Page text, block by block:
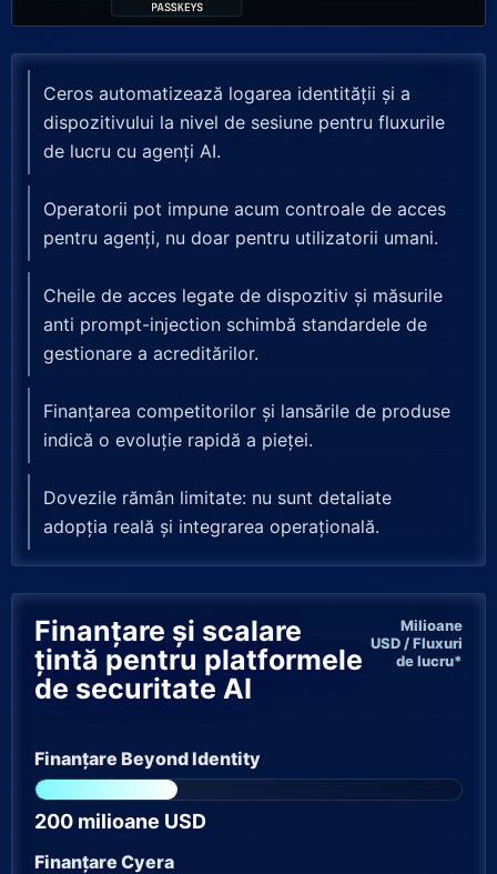
Ceros automatizează logarea identității și a
dispozitivului la nivel de sesiune pentru fluxurile
de lucru cu agenți AI.
Operatorii pot impune acum controale de acces
pentru agenți, nu doar pentru utilizatorii umani.
Cheile de acces legate de dispozitiv și măsurile
anti prompt-injection schimbă standardele de
gestionare a acreditărilor.
Finanțarea competitorilor și lansările de produse
indică o evoluție rapidă a pieței.
Dovezile rămân limitate: nu sunt detaliate
adopția reală și integrarea operațională.
Finanțare și scalare
țintă pentru platformele
de securitate AI
Milioane
USD / Fluxuri
de lucru*
Finanțare Beyond Identity
200 milioane USD
Finanțare Cyera